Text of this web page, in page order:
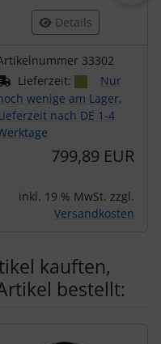
Details
33302
Lieferzeit:
Nur
wenige am Lager,
nach DE 1-4
799,89 EUR
inkl. 19 % MwSt. zzgl.
Versandkosten
kauften,
bestellt: